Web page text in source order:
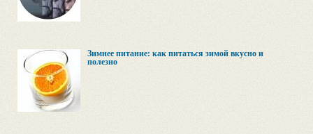
Зимнее питание: как питаться зимой вкусно и
полезно